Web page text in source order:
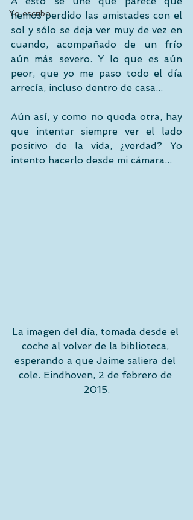
Yo escribo
hemos perdido las amistades con el
sol y sólo se deja ver muy de vez en
cuando, acompañado de un frío
aún más severo. Y lo que es aún
peor, que yo me paso todo el día
arrecía, incluso dentro de casa...
Aún así, y como no queda otra, hay
que intentar siempre ver el lado
positivo de la vida, ¿verdad? Yo
intento hacerlo desde mi cámara...
La imagen del día, tomada desde el
coche al volver de la biblioteca,
esperando a que Jaime saliera del
cole. Eindhoven, 2 de febrero de
2015.